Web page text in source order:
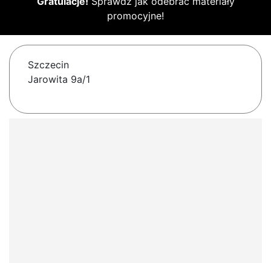
promocyjne!
Szczecin
Jarowita 9a/1